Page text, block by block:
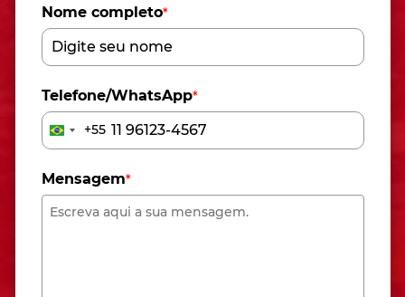
Nome completo*
Telefone/WhatsApp*
Brazil
+55
+55
Mensagem*